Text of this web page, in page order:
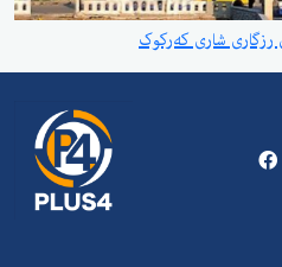
رزگاری شاری کەرکوک